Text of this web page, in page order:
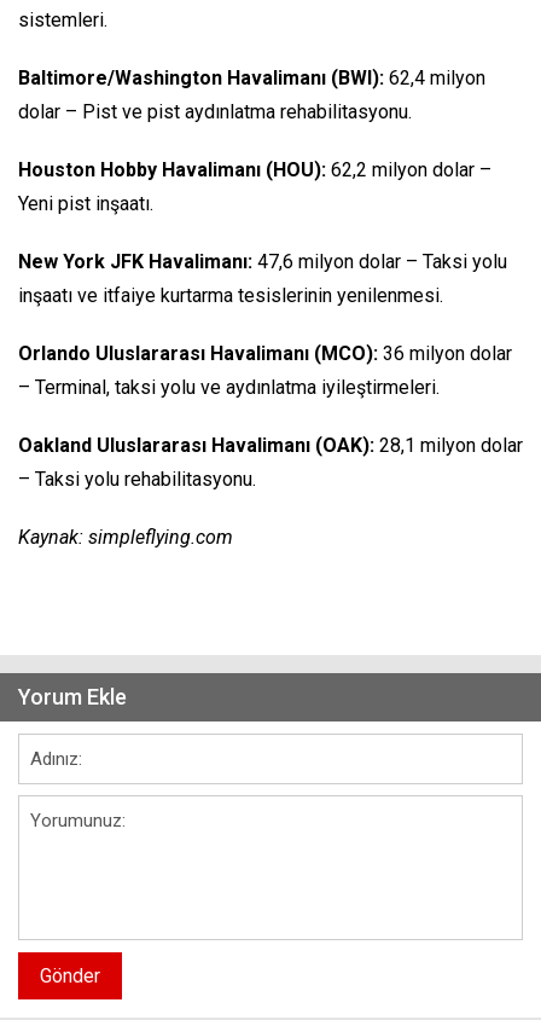
sistemleri.
Baltimore/Washington Havalimanı (BWI): 62,4 milyon
dolar – Pist ve pist aydınlatma rehabilitasyonu.
Houston Hobby Havalimanı (HOU): 62,2 milyon dolar –
Yeni pist inşaatı.
New York JFK Havalimanı: 47,6 milyon dolar – Taksi yolu
inşaatı ve itfaiye kurtarma tesislerinin yenilenmesi.
Orlando Uluslararası Havalimanı (MCO): 36 milyon dolar
– Terminal, taksi yolu ve aydınlatma iyileştirmeleri.
Oakland Uluslararası Havalimanı (OAK): 28,1 milyon dolar
– Taksi yolu rehabilitasyonu.
Kaynak: simpleflying.com
Yorum Ekle
Gönder